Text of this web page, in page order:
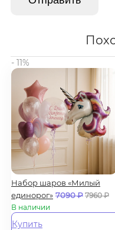
- 11%
Набор шаров «Милый
единорог» 7090₽ 7960₽
В наличии
Купить